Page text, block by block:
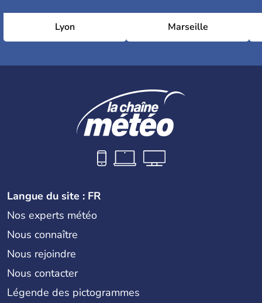
Lyon Marseille
Langue du site : FR
Nos experts météo
Nous connaître
Nous rejoindre
Nous contacter
Légende des pictogrammes